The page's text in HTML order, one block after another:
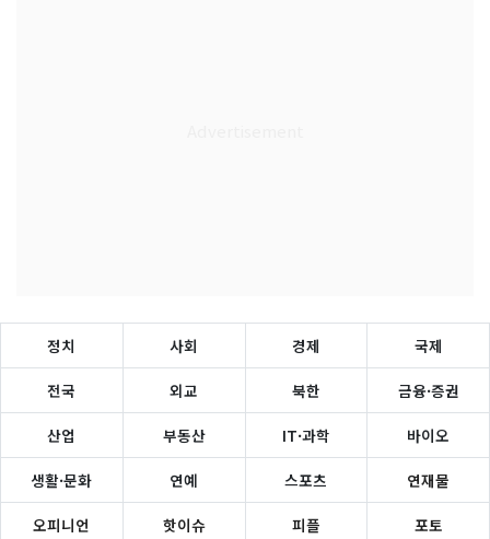
정치 사회 경제 국제
전국 외교 북한 금융·증권
산업 부동산 IT·과학 바이오
생활·문화 연예 스포츠 연재물
오피니언 핫이슈 피플 포토